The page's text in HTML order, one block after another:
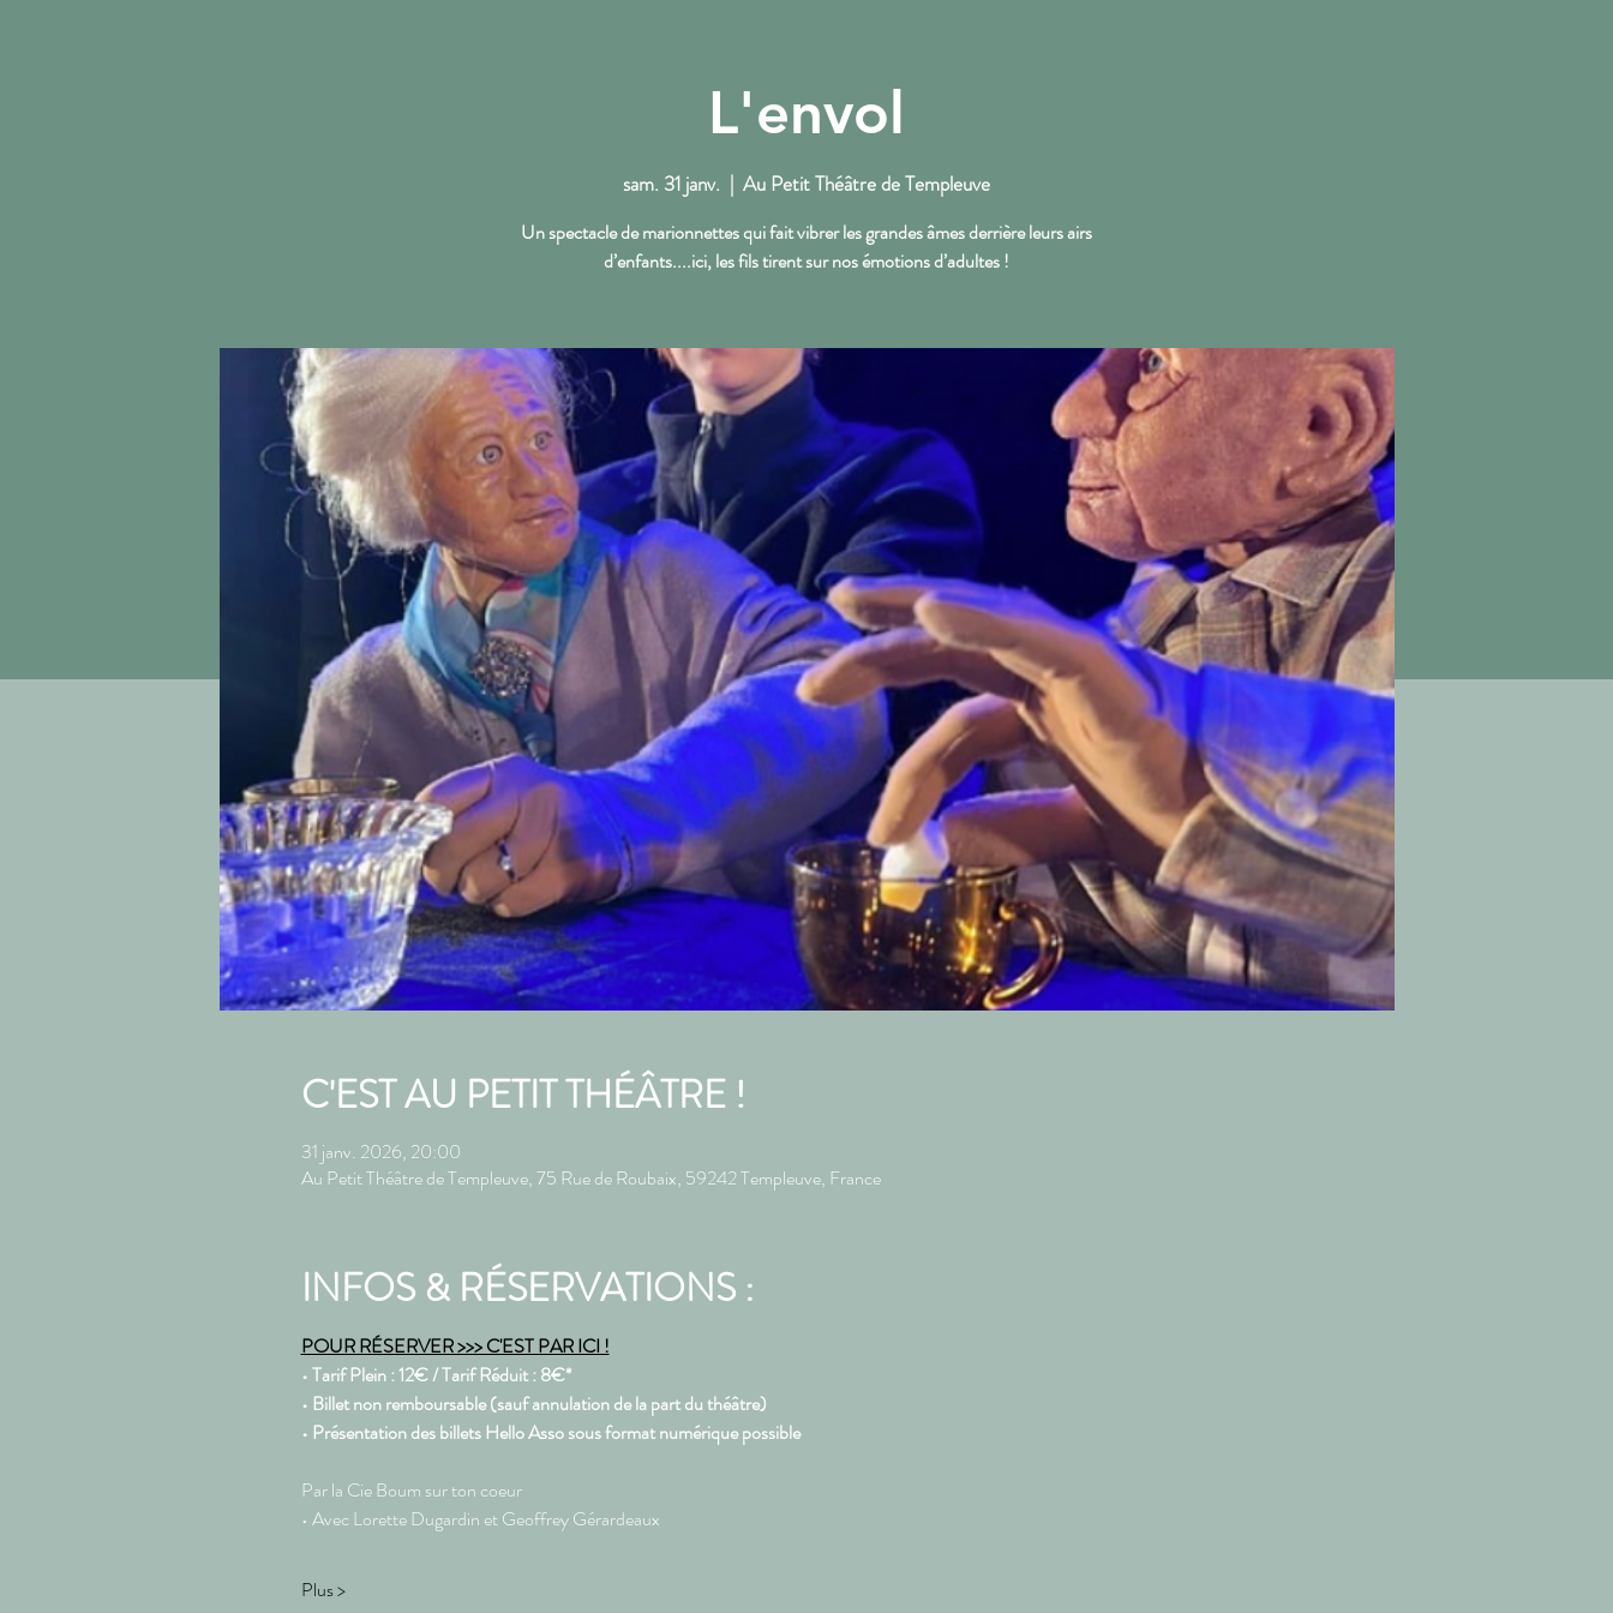
NOS RENDEZ-VOUS L'ACTU DU PTT
L'envol
sam. 31 janv.
  |
Au Petit Théâtre de Templeuve
Un spectacle de marionnettes qui fait vibrer les grandes âmes derrière leurs airs
d’enfants....ici, les fils tirent sur nos émotions d’adultes !
C'EST AU PETIT THÉÂTRE !
31 janv. 2026, 20:00
Au Petit Théâtre de Templeuve, 75 Rue de Roubaix, 59242 Templeuve, France
INFOS & RÉSERVATIONS :
POUR RÉSERVER >>> C'EST PAR ICI !
• Tarif Plein : 12€ / Tarif Réduit : 8€*
• Billet non remboursable (sauf annulation de la part du théâtre)
• Présentation des billets Hello Asso sous format numérique possible
Par la Cie Boum sur ton coeur
• Avec Lorette Dugardin et Geoffrey Gérardeaux
Plus >